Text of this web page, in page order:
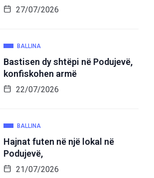
27/07/2026
BALLINA
Bastisen dy shtëpi në Podujevë,
konfiskohen armë
22/07/2026
BALLINA
Hajnat futen në një lokal në
Podujevë,
21/07/2026